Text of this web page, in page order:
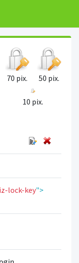
70 pix. 50 pix.
10 pix.
lock-key">